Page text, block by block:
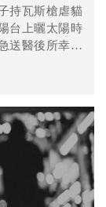
持瓦斯槍虐貓
台上曬太陽時
送醫後所幸沒
被警方依違反